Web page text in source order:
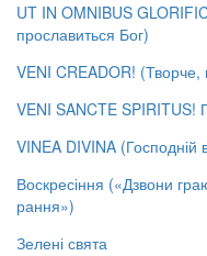
UT IN OMNIBUS
прославиться Бог)
VENI CREADOR! (Творче,
VENI SANCTE SPIRITUS!
VINEA DIVINA (Господній
Воскресіння («Дзвони
рання»)
Зелені свята